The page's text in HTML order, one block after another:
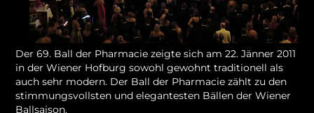
Der 69. Ball der Pharmacie zeigte sich am 22. Jänner 2011
in der Wiener Hofburg sowohl gewohnt traditionell als
auch sehr modern. Der Ball der Pharmacie zählt zu den
stimmungsvollsten und elegantesten Bällen der Wiener
Ballsaison.